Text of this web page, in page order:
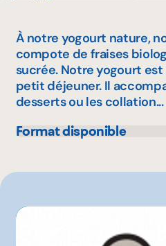
À notre yogourt nature,
compote de fraises
sucrée. Notre yogourt
petit déjeuner. Il
desserts ou les collation...
Format disponible